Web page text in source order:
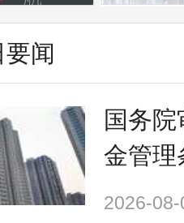
闻
国务
金管理
2026-